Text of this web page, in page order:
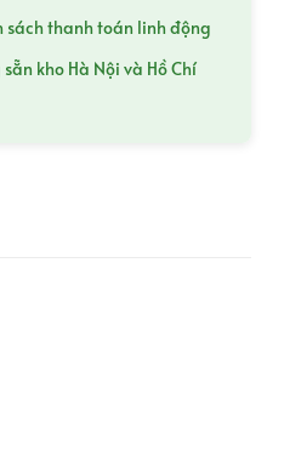
sách thanh toán linh động
kho Hà Nội và Hồ Chí